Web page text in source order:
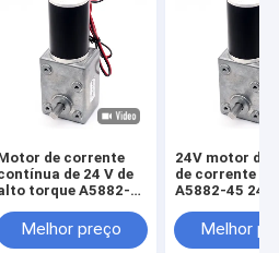
de corrente
de 24 V de
torque A5882-
de alta
Motor de
Melhor preço
24V motor de
de corrente
A5882-45 24V
24V motor de
corrente
Melhor